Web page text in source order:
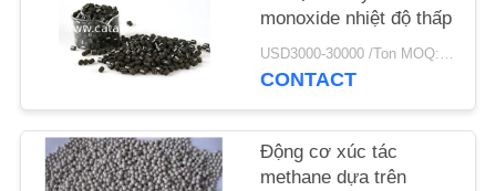
TRƯỜNG
HỢP
monoxide nhiệt độ thấp
USD3000-30000 /Ton MOQ:1 kg
CONTACT
Động cơ xúc tác
methane dựa trên